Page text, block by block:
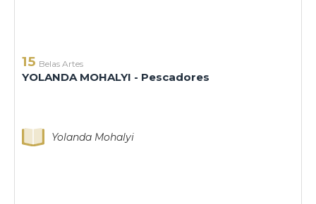
15 Belas Artes
YOLANDA MOHALYI - Pescadores
Yolanda Mohalyi